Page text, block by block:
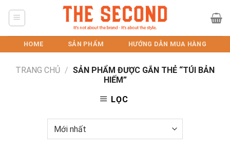
HOME SẢN PHẨM HƯỚNG DẪN MUA HÀNG
TRANG CHỦ / SẢN PHẨM ĐƯỢC GẮN THẺ “TÚI BẢN
HIẾM”
LỌC